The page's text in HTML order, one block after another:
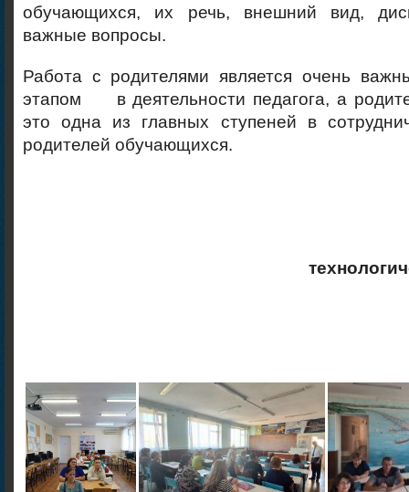
обучающихся, их речь, внешний вид,
важные вопросы.
Работа с родителями является очень
этапом в деятельности педагога, а
это одна из главных ступеней в
родителей обучающихся.